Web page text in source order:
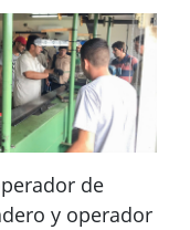
de
y operador